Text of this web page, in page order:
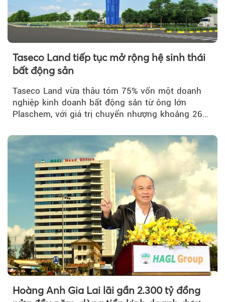
Taseco Land tiếp tục mở rộng hệ sinh thái
bất động sản
Taseco Land vừa thâu tóm 75% vốn một doanh
nghiệp kinh doanh bất động sản từ ông lớn
Plaschem, với giá trị chuyển nhượng khoảng 262
Hoàng Anh Gia Lai lãi gần 2.300 tỷ đồng